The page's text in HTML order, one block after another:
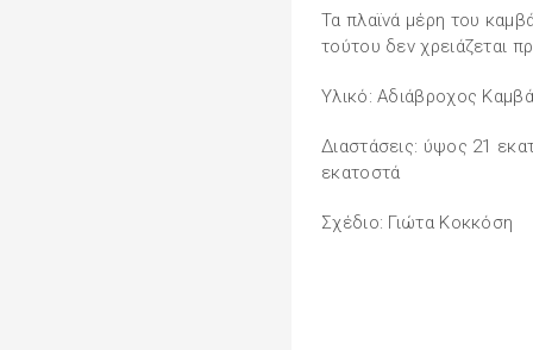
Τα πλαϊνά μέρη του
τούτου δεν χρειάζεται
Υλικό: Αδιάβροχος
Διαστάσεις: ύψος 21
εκατοστά
Σχέδιο: Γιώτα Κοκκόση